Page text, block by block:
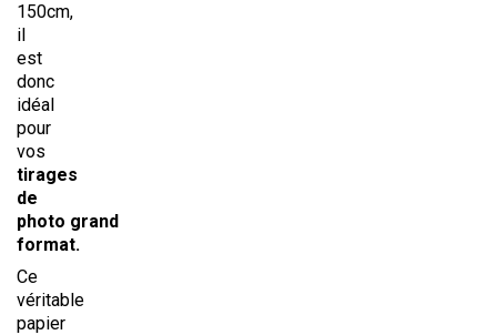
150cm,
il
est
donc
idéal
pour
vos
tirages
de
photo grand
format.
Ce
véritable
papier